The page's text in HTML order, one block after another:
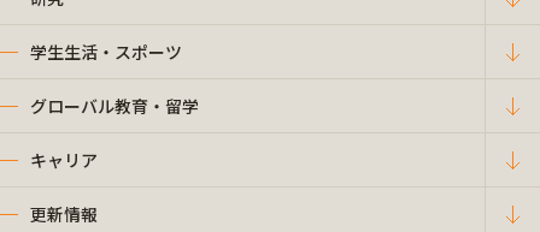
学生生活・スポーツ
グローバル教育・留学
キャリア
更新情報